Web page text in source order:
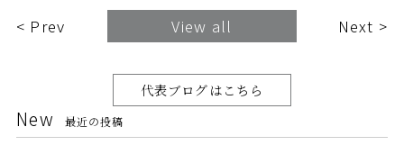
< Prev View all Next >
代表ブログはこちら
New 最近の投稿